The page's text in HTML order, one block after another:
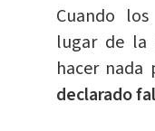
Cuando
lugar de la
hacer
declarado